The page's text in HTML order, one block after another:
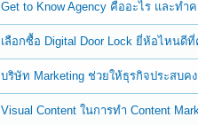
Get to Know Agency คืออะไร และทำ
เลือกซื้อ Digital Door Lock ยี่ห้อไหน
บริษัท Marketing ช่วยให้ธุรกิจประสบคง
Visual Content ในการทำ Content